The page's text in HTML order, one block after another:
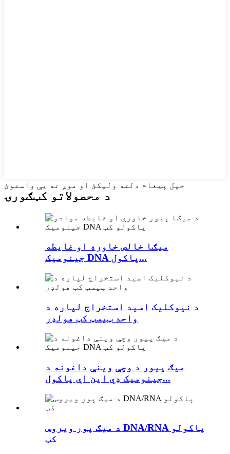
خپل پیغام دلته ولیکئ او موږ ته یې واستوئ
د محصولاتو کټګورۍ
میګا خالص خاوره او غایطه
جینومیک DNA پاکول...
د نیوکلیک اسید استخراج لپاره د
واحد ټیسټ کټ هولډر
میګ پیور د وچې وینې داغونه د
جینومیک ډي این اې پاکول...
د میګ پور ویروس DNA/RNA پاکولو
کټ